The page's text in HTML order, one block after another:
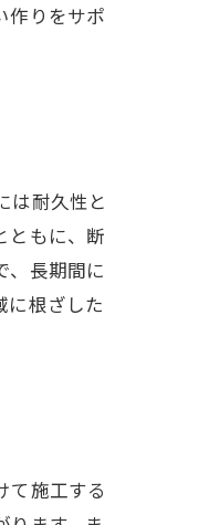
作りをサポ
は耐久性と
ともに、断
、長期間に
に根ざした
て施工する